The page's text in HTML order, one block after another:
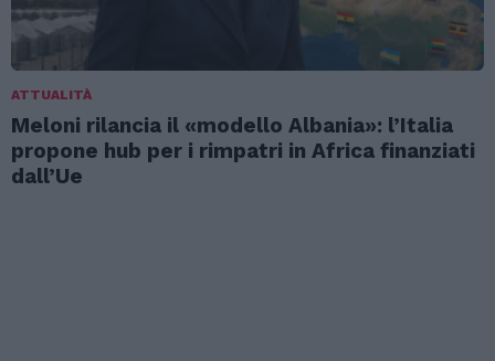
ATTUALITÀ
Meloni rilancia il «modello Albania»: l’Italia
propone hub per i rimpatri in Africa finanziati
dall’Ue